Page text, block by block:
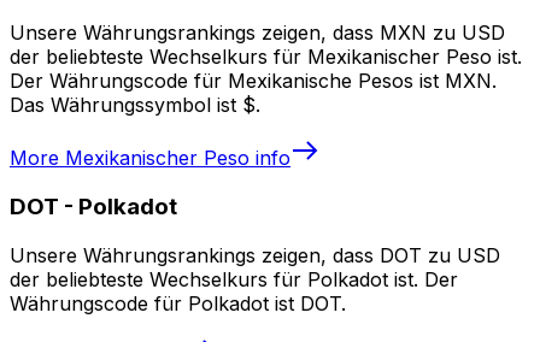
Unsere Währungsrankings zeigen, dass MXN zu USD
der beliebteste Wechselkurs für Mexikanischer Peso ist.
Der Währungscode für Mexikanische Pesos ist MXN.
Das Währungssymbol ist $.
More Mexikanischer Peso info
DOT - Polkadot
Unsere Währungsrankings zeigen, dass DOT zu USD
der beliebteste Wechselkurs für Polkadot ist. Der
Währungscode für Polkadot ist DOT.